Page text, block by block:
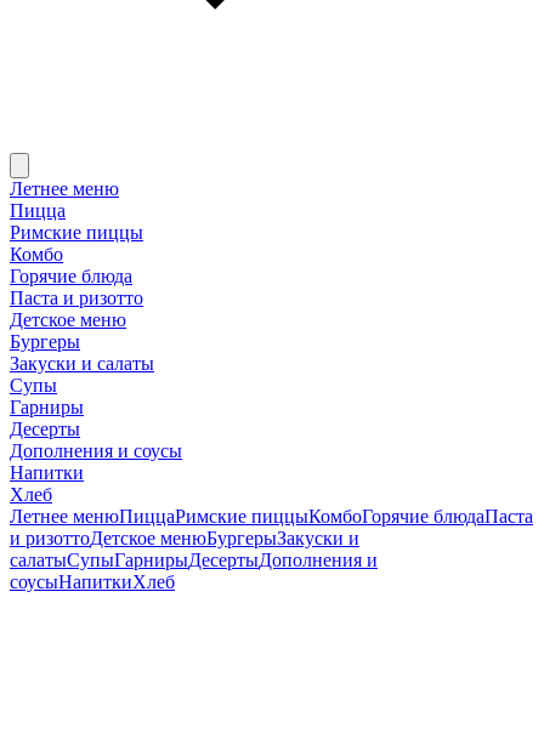
Летнее меню
Пицца
Римские пиццы
Комбо
Горячие блюда
Паста и ризотто
Детское меню
Бургеры
Закуски и салаты
Супы
Гарниры
Десерты
Дополнения и соусы
Напитки
Хлеб
Летнее менюПиццаРимские пиццыКомбоГорячие блюдаПаста
и ризоттоДетское менюБургерыЗакуски и
салатыСупыГарнирыДесертыДополнения и
соусыНапиткиХлеб